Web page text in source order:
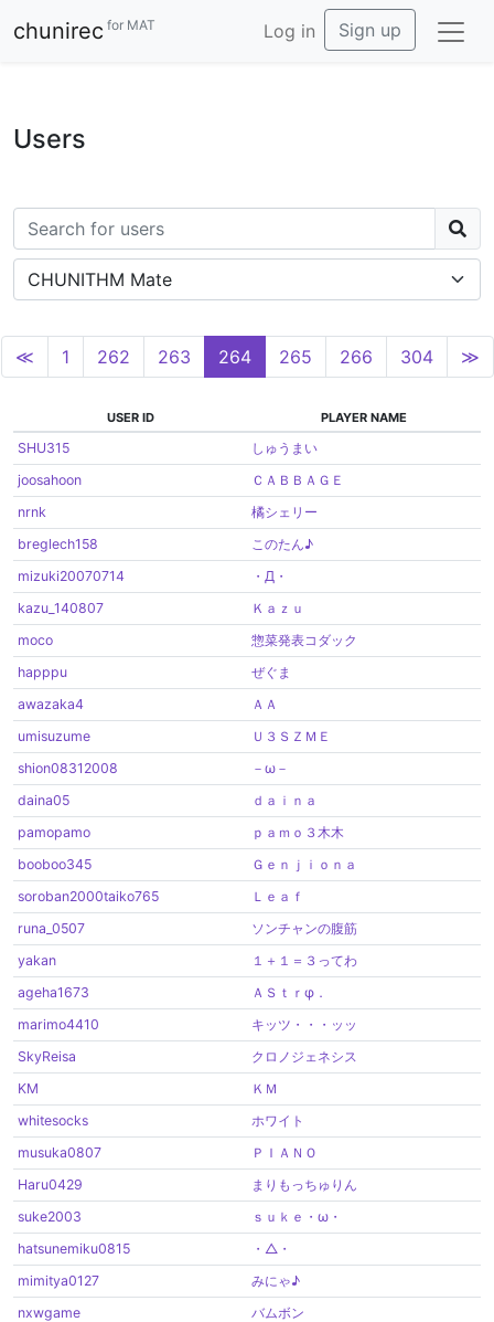
chunirec for MAT Log in Sign up
Users
CHUNITHM Mate
≪ 1 262 263 264 265 266 304 ≫
USER ID PLAYER NAME
SHU315
しゅうまい
joosahoon
ＣＡＢＢＡＧＥ
nrnk
橘シェリー
breglech158
このたん♪
mizuki20070714
・Д・
kazu_140807
Ｋａｚｕ
moco
惣菜発表コダック
happpu
ぜぐま
awazaka4
ＡＡ
umisuzume
Ｕ３ＳＺＭＥ
shion08312008
－ω－
daina05
ｄａｉｎａ
pamopamo
ｐａｍｏ３木木
booboo345
Ｇｅｎｊｉｏｎａ
soroban2000taiko765
Ｌｅａｆ
runa_0507
ソンチャンの腹筋
yakan
１＋１＝３ってわ
ageha1673
ＡＳｔｒφ．
marimo4410
キッツ・・・ッッ
SkyReisa
クロノジェネシス
KM
ＫＭ
whitesocks
ホワイト
musuka0807
ＰＩＡＮＯ
Haru0429
まりもっちゅりん
suke2003
ｓｕｋｅ・ω・
hatsunemiku0815
・△・
mimitya0127
みにゃ♪
nxwgame
バムボン